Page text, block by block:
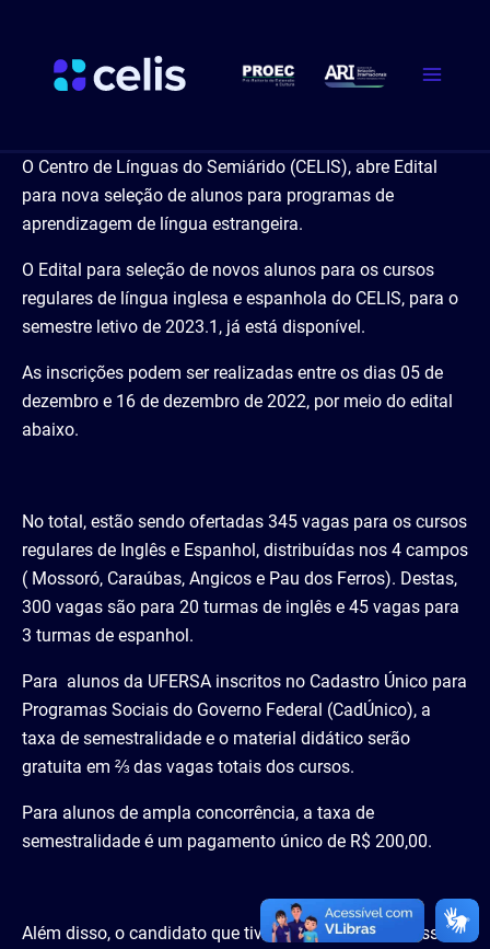
Menu
O Centro de Línguas do Semiárido (CELIS), abre Edital
para nova seleção de alunos para programas de
aprendizagem de língua estrangeira.
O Edital para seleção de novos alunos para os cursos
regulares de língua inglesa e espanhola do CELIS, para o
semestre letivo de 2023.1, já está disponível.
As inscrições podem ser realizadas entre os dias 05 de
dezembro e 16 de dezembro de 2022, por meio do edital
abaixo.
No total, estão sendo ofertadas 345 vagas para os cursos
regulares de Inglês e Espanhol, distribuídas nos 4 campos
( Mossoró, Caraúbas, Angicos e Pau dos Ferros). Destas,
300 vagas são para 20 turmas de inglês e 45 vagas para
3 turmas de espanhol.
Para alunos da UFERSA inscritos no Cadastro Único para
Programas Sociais do Governo Federal (CadÚnico), a
taxa de semestralidade e o material didático serão
gratuita em ⅔ das vagas totais dos cursos.
Para alunos de ampla concorrência, a taxa de
semestralidade é um pagamento único de R$ 200,00.
Além disso, o candidato que tiver interesse em ingressar